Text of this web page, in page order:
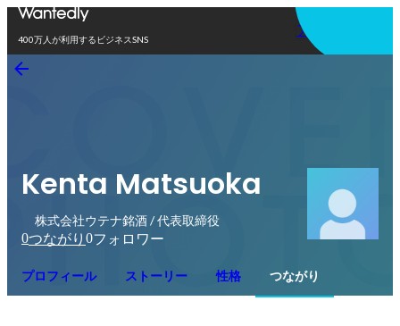
400万人が利用するビジネスSNS
アプリを使う
Kenta Matsuoka
株式会社ウテナ銘酒 / 代表取締役
0つながり 0フォロワー
プロフィール ストーリー 性格 つながり